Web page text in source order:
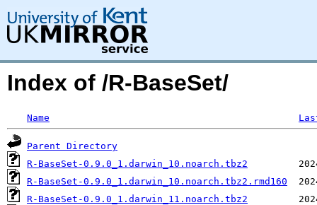
Index of /R-BaseSet/
Name
Parent Directory
R-BaseSet-0.9.0_1.darwin_10.noarch.tbz2
R-BaseSet-0.9.0_1.darwin_10.noarch.tbz2.rmd160
R-BaseSet-0.9.0_1.darwin_11.noarch.tbz2